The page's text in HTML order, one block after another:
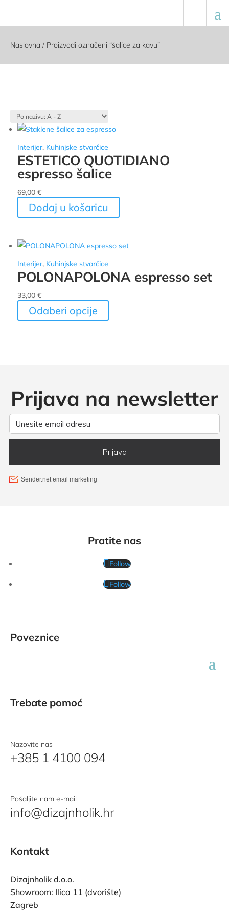
Naslovna / Proizvodi označeni “šalice za kavu”
Interijer, Kuhinjske stvarčice
ESTETICO QUOTIDIANO
espresso šalice
69,00 €
Dodaj u košaricu
Interijer, Kuhinjske stvarčice
POLONAPOLONA espresso set
33,00 €
Odaberi opcije
proizvod
mogu
odabrati
stranici
proizvoda
Prijava na newsletter
Pratite nas
Follow
Follow
Poveznice
Trebate pomoć
Nazovite nas
+385 1 4100 094
Pošaljite nam e-mail
info@dizajnholik.hr
Kontakt
Dizajnholik d.o.o.
Showroom: Ilica 11 (dvorište)
Zagreb